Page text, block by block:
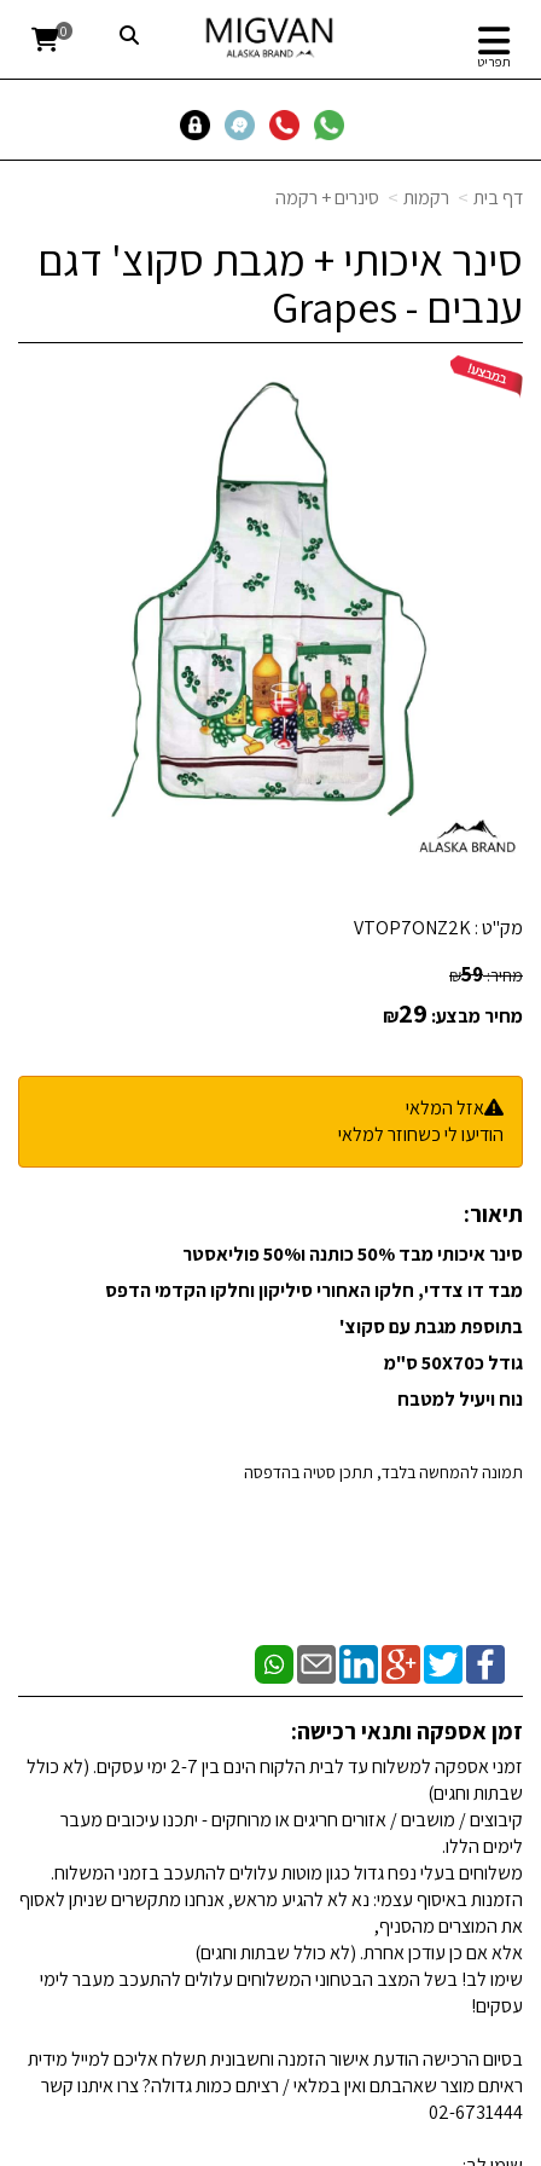
תפריט
0
דף בית רקמות סינרים + רקמה
סינר איכותי + מגבת סקוצ' דגם
ענבים - Grapes
מק"ט :VTOP7ONZ2K
מחיר: ₪59
מחיר מבצע: ₪29
אזל המלאי
הודיעו לי כשחוזר למלאי
תיאור:
סינר איכותי מבד 50% כותנה ו50% פוליאסטר
מבד דו צדדי, חלקו האחורי סיליקון וחלקו הקדמי הדפס
בתוספת מגבת עם סקוצ'
גודל כ50X70 ס"מ
נוח ויעיל למטבח
תמונה להמחשה בלבד, תתכן סטיה בהדפסה
זמן אספקה ותנאי רכישה:
זמני אספקה למשלוח עד לבית הלקוח הינם בין 2-7 ימי עסקים. (לא כולל
שבתות וחגים)
קיבוצים / מושבים / אזורים חריגים או מרוחקים - יתכנו עיכובים מעבר
לימים הללו.
משלוחים בעלי נפח גדול כגון מוטות עלולים להתעכב בזמני המשלוח.
הזמנות באיסוף עצמי: נא לא להגיע מראש, אנחנו מתקשרים שניתן לאסוף
את המוצרים מהסניף,
אלא אם כן עודכן אחרת. (לא כולל שבתות וחגים)
שימו לב! בשל המצב הבטחוני המשלוחים עלולים להתעכב מעבר לימי
עסקים!
בסיום הרכישה הודעת אישור הזמנה וחשבונית תשלח אליכם למייל מידית
ראיתם מוצר שאהבתם ואין במלאי / רציתם כמות גדולה? צרו איתנו קשר
02-6731444